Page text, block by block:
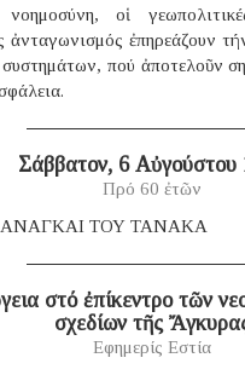
οἱ
ἀνταγωνισμός ἐπηρεάζουν
συστημάτων, πού ἀποτελοῦν
Σάββατον, 6 Αὐγούστου
Πρό 60 ἐτῶν
ΤΟΥ ΤΑΝΑΚΑ
στό ἐπίκεντρο τῶν
σχεδίων τῆς
Εφημερίς Εστία